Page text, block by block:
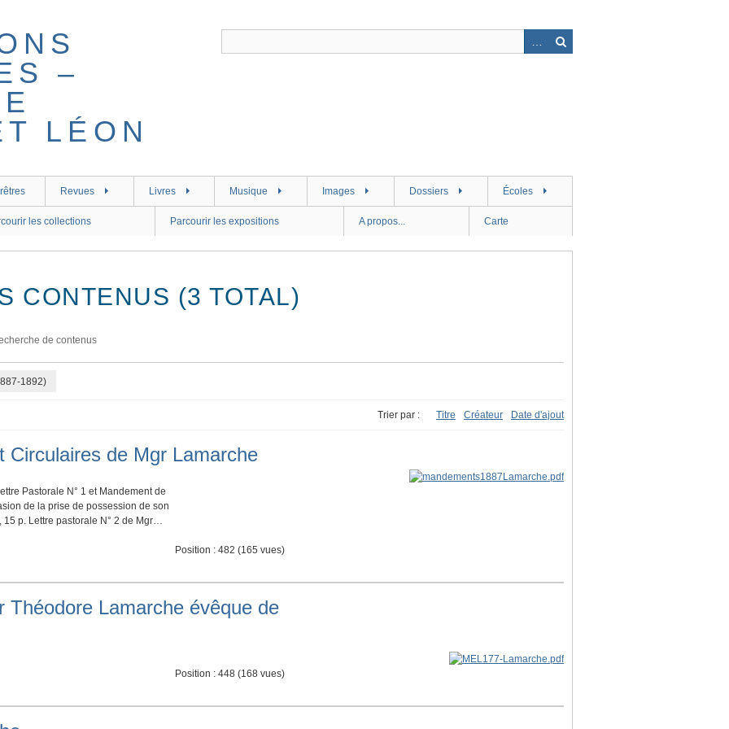
Revues Livres Musique Images Dossiers Écoles
les collections Parcourir les expositions A propos... Carte
CONTENUS (3 TOTAL)
de contenus
1892)
Trier par : Titre Créateur Date d'ajout
Circulaires de Mgr Lamarche
Pastorale N° 1 et Mandement de
de la prise de possession de son
p. Lettre pastorale N° 2 de Mgr…
Position : 482 (165 vues)
Théodore Lamarche évêque de
Position : 448 (168 vues)